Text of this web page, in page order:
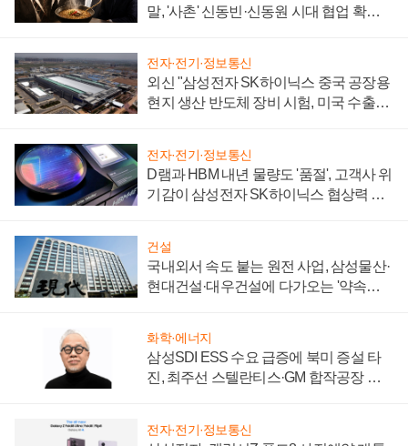
말, '사촌' 신동빈·신동원 시대 협업 확대
전자·전기·정보통신
외신 "삼성전자 SK하이닉스 중국 공장용
현지 생산 반도체 장비 시험, 미국 수출통
전자·전기·정보통신
D램과 HBM 내년 물량도 '품절', 고객사 위
기감이 삼성전자 SK하이닉스 협상력 더
건설
국내외서 속도 붙는 원전 사업, 삼성물산·
현대건설·대우건설에 다가오는 '약속의
화학·에너지
삼성SDI ESS 수요 급증에 북미 증설 타
진, 최주선 스텔란티스·GM 합작공장 건
전자·전기·정보통신